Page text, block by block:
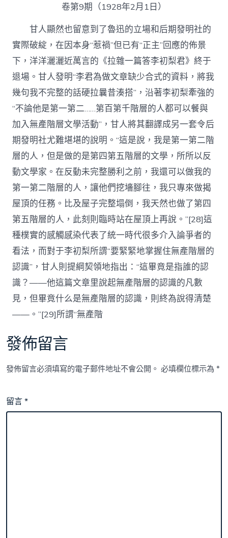
卷第9期（1928年2月1日）
甘人顯然也留意到了魯迅的立場和后期發明社的
實際破綻，在因本身“惹禍”但已有“正主”回應的佈景
下，洋洋灑灑近萬言的《拉雜一篇答李初梨君》終于
退場。甘人發明“李君為做文章缺少合式的資料，將我
幾句我不完整的話硬拉曩昔湊搭”，沿著李初梨牽強的
“不論他是第一第二……第百第千階層的人都可以餐與
加入無產階層文學活動”，甘人將其翻譯成另一套令后
期發明社尤難堪堪的說明。“這是說，我是第一第二階
層的人，但是做的是第四第五階層的文學，所所以反
動文學家。在反動未完整勝利之前，我還可以做我的
第一第二階層的人，讓他們挖墻腳往，我只專來做揭
屋頂的任務。比及屋子完整塌倒，我天然也做了第四
第五階層的人，此刻則臨時站在屋頂上再說。”[28]這
種樸實的感觸感染代表了統一時代很多介入論爭者的
看法，而對于李初梨所謂“要緊緊地掌握住無產階層的
認識”，甘人則提綱契領地指出：“這畢竟是指誰的認
識？——他這篇文章里說起無產階層的認識的凡數
見，但畢竟什么是無產階層的認識，則終為說得清楚
——。”[29]所謂“無產階
發佈留言
發佈留言必須填寫的電子郵件地址不會公開。 必填欄位標示為*
留言*